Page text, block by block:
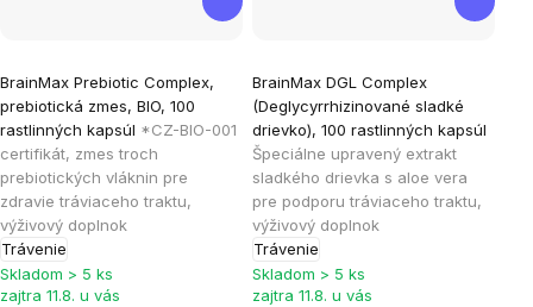
BrainMax Prebiotic Complex,
prebiotická zmes, BIO, 100
rastlinných kapsúl *CZ-BIO-001
certifikát, zmes troch
prebiotických vláknin pre
zdravie tráviaceho traktu,
výživový doplnok
Trávenie
Skladom > 5 ks
zajtra 11.8. u vás
BrainMax DGL Complex
(Deglycyrrhizinované sladké
drievko), 100 rastlinných kapsúl
Špeciálne upravený extrakt
sladkého drievka s aloe vera
pre podporu tráviaceho traktu,
výživový doplnok
Trávenie
hodnotenie
produktu
je
4,3
z
5
hviezdičiek.
Skladom > 5 ks
zajtra 11.8. u vás